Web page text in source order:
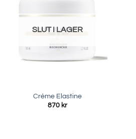
SLUT I LAGER
Créme Elastine
870 kr